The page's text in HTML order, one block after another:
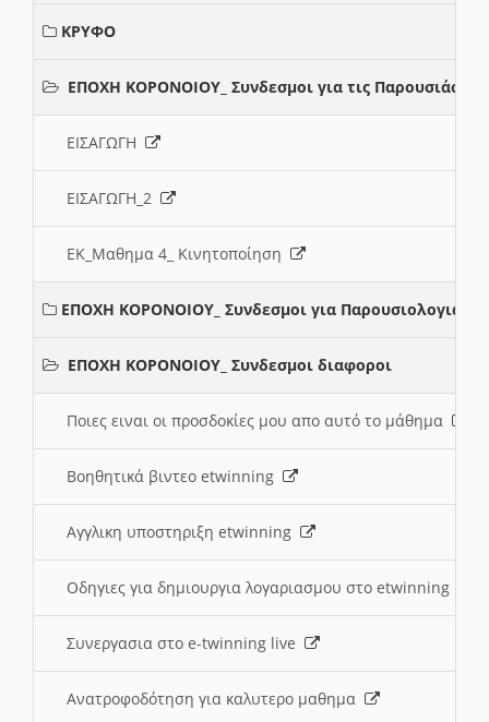
ΚΡΥΦΟ
ΕΠΟΧΗ ΚΟΡΟΝΟΙΟΥ_ Συνδεσμοι για τις Παρουσιάσεις
ΕΙΣΑΓΩΓΗ
ΕΙΣΑΓΩΓΗ_2
ΕΚ_Μαθημα 4_ Κινητοποίηση
ΕΠΟΧΗ ΚΟΡΟΝΟΙΟΥ_ Συνδεσμοι για Παρουσιολογια
ΕΠΟΧΗ ΚΟΡΟΝΟΙΟΥ_ Συνδεσμοι διαφοροι
Ποιες ειναι οι προσδοκίες μου απο αυτό το μάθημα
Βοηθητικά βιντεο etwinning
Αγγλικη υποστηριξη etwinning
Οδηγιες για δημιουργια λογαριασμου στο etwinning
Συνεργασια στο e-twinning live
Ανατροφοδότηση για καλυτερο μαθημα